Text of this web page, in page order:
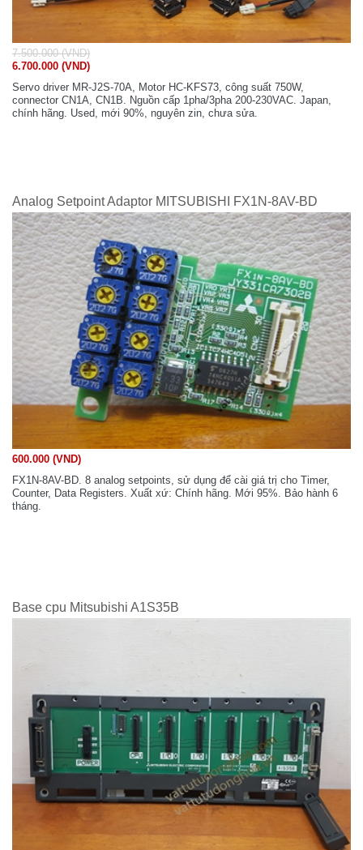
7.500.000 (VND)
6.700.000 (VND)
Servo driver MR-J2S-70A, Motor HC-KFS73, công suất 750W,
connector CN1A, CN1B. Nguồn cấp 1pha/3pha 200-230VAC. Japan,
chính hãng. Used, mới 90%, nguyên zin, chưa sửa.
Analog Setpoint Adaptor MITSUBISHI FX1N-8AV-BD
600.000 (VND)
FX1N-8AV-BD. 8 analog setpoints, sử dụng để cài giá trị cho Timer,
Counter, Data Registers. Xuất xứ: Chính hãng. Mới 95%. Bảo hành 6
tháng.
Base cpu Mitsubishi A1S35B